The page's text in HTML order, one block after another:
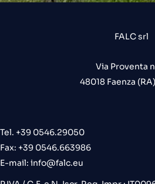
FALC srl
Via Proventa
48018 Faenza
Tel. +39 0546.29050
Fax: +39 0546.663986
E-mail: info@falc.eu